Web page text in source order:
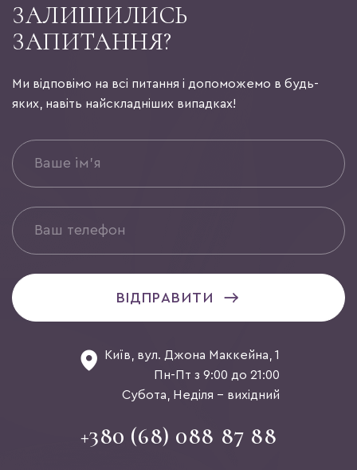
ЗАЛИШИЛИСЬ
ЗАПИТАННЯ?
Ми відповімо на всі питання і допоможемо в будь-
яких, навіть найскладніших випадках!
ВІДПРАВИТИ
Київ, вул. Джона Маккейна, 1
Пн-Пт з 9:00 до 21:00
Субота, Неділя - вихідний
+380 (68) 088 87 88